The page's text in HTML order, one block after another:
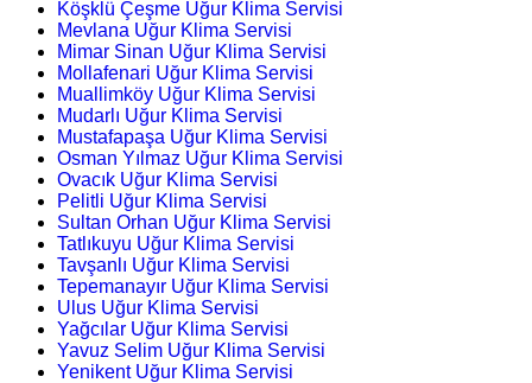
Köşklü Çeşme Uğur Klima Servisi
Mevlana Uğur Klima Servisi
Mimar Sinan Uğur Klima Servisi
Mollafenari Uğur Klima Servisi
Muallimköy Uğur Klima Servisi
Mudarlı Uğur Klima Servisi
Mustafapaşa Uğur Klima Servisi
Osman Yılmaz Uğur Klima Servisi
Ovacık Uğur Klima Servisi
Pelitli Uğur Klima Servisi
Sultan Orhan Uğur Klima Servisi
Tatlıkuyu Uğur Klima Servisi
Tavşanlı Uğur Klima Servisi
Tepemanayır Uğur Klima Servisi
Ulus Uğur Klima Servisi
Yağcılar Uğur Klima Servisi
Yavuz Selim Uğur Klima Servisi
Yenikent Uğur Klima Servisi